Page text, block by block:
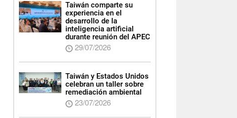
Taiwán comparte su
experiencia en el
desarrollo de la
inteligencia artificial
durante reunión del APEC
29/07/2026
Taiwán y Estados Unidos
celebran un taller sobre
remediación ambiental
23/07/2026